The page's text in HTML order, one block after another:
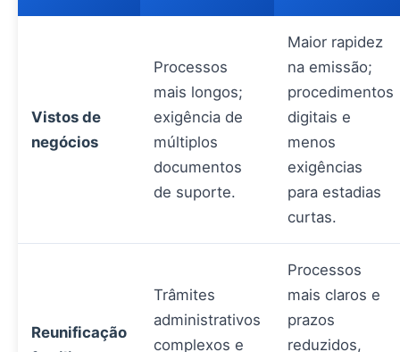
Vistos de
negócios
Processos
mais longos;
exigência de
múltiplos
documentos
de suporte.
Maior rapidez
na emissão;
procedimentos
digitais e
menos
exigências
para estadias
curtas.
Reunificação
Trâmites
administrativos
complexos e
Processos
mais claros e
prazos
reduzidos,